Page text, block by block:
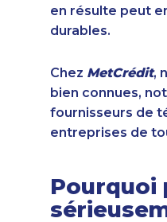
en résulte peut
durables.
Chez MetCrédit,
bien connues,
fournisseurs de
entreprises de
Pourquoi